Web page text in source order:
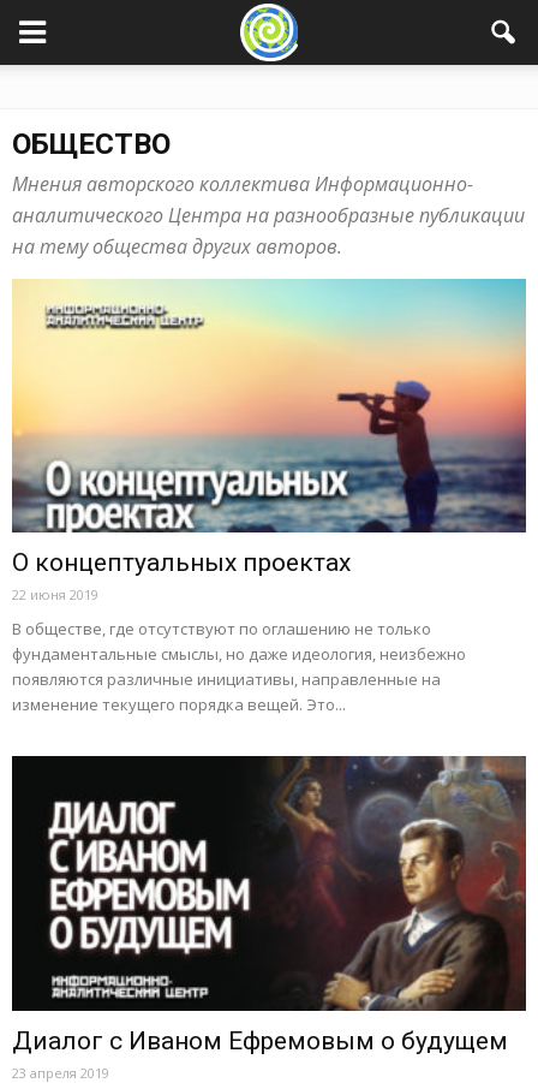
ОБЩЕСТВО
Мнения авторского коллектива Информационно-
аналитического Центра на разнообразные публикации
на тему общества других авторов.
О концептуальных проектах
22 июня 2019
В обществе, где отсутствуют по оглашению не только
фундаментальные смыслы, но даже идеология, неизбежно
появляются различные инициативы, направленные на
изменение текущего порядка вещей. Это...
Диалог с Иваном Ефремовым о будущем
23 апреля 2019